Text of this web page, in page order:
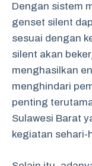
Dengan sistem
genset silent
sesuai dengan
silent akan
menghasilkan
menghindari
penting
Sulawesi Barat
kegiatan sehari-